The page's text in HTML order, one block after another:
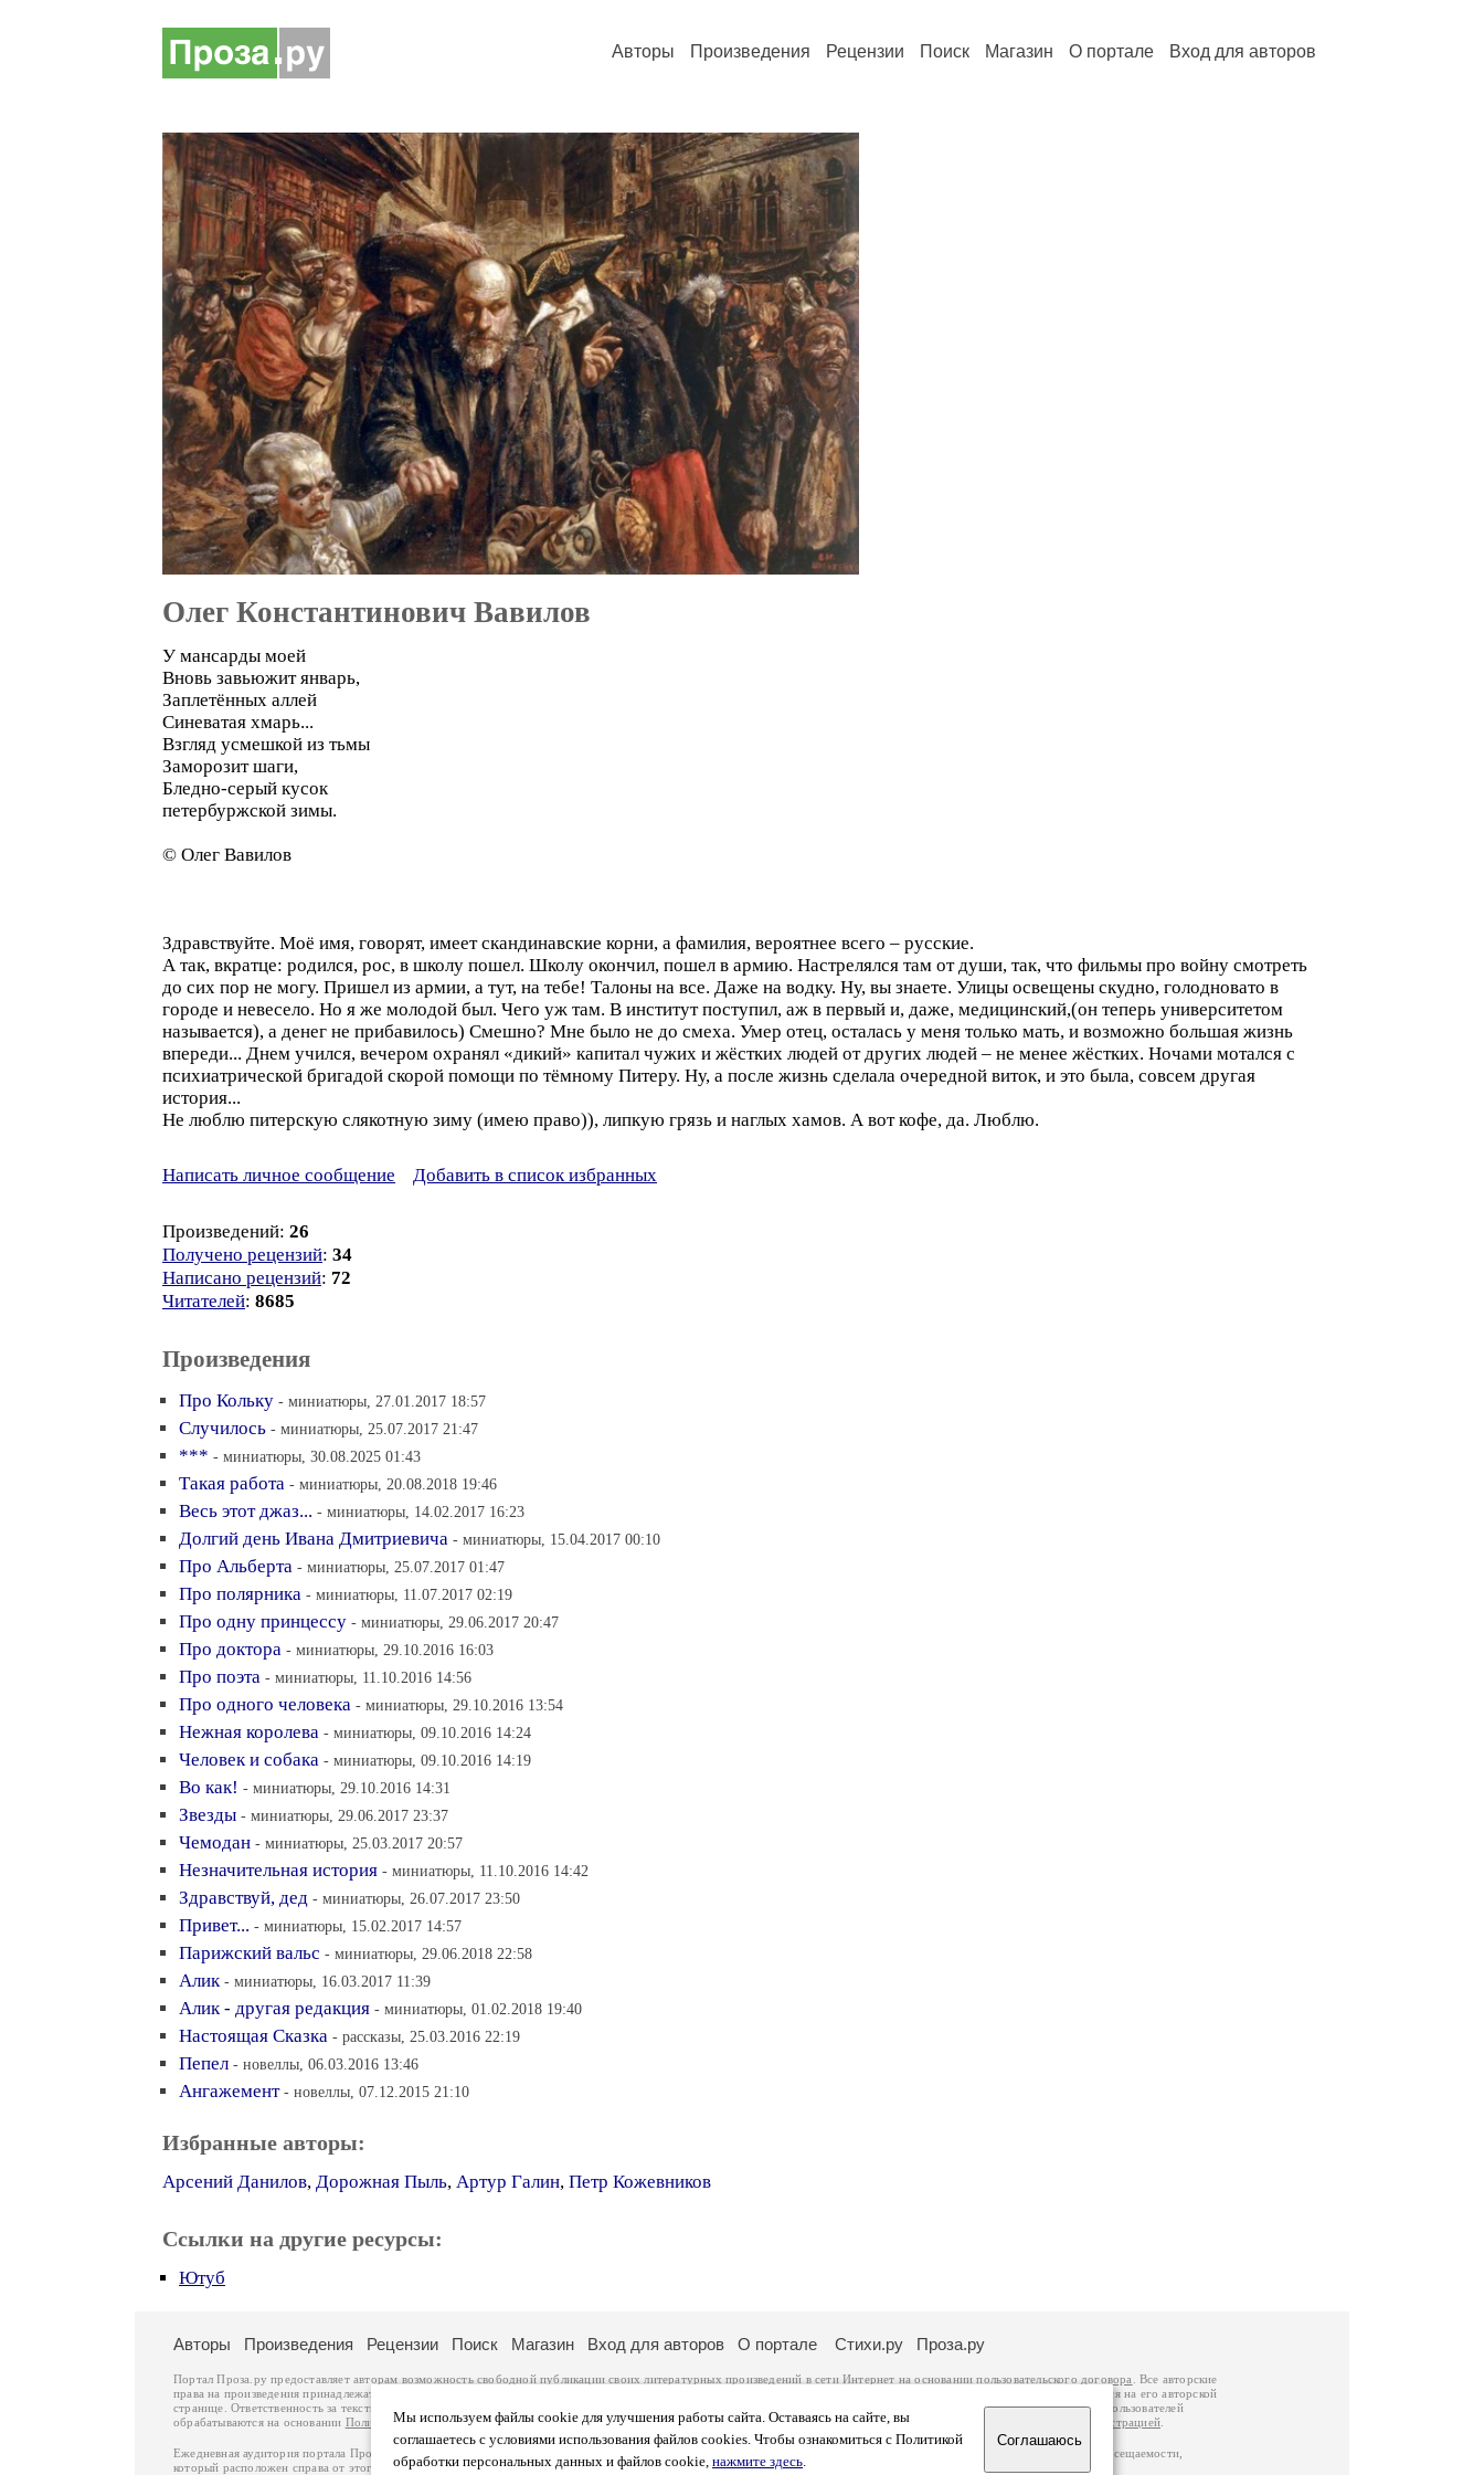
Авторы Произведения Рецензии Поиск Магазин О портале Вход для авторов
Олег Константинович Вавилов
У мансарды моей
Вновь завьюжит январь,
Заплетённых аллей
Синеватая хмарь...
Взгляд усмешкой из тьмы
Заморозит шаги,
Бледно-серый кусок
петербуржской зимы.
© Олег Вавилов
Здравствуйте. Моё имя, говорят, имеет скандинавские корни, а фамилия, вероятнее всего – русские.
А так, вкратце: родился, рос, в школу пошел. Школу окончил, пошел в армию. Настрелялся там от души, так, что фильмы про войну смотреть
до сих пор не могу. Пришел из армии, а тут, на тебе! Талоны на все. Даже на водку. Ну, вы знаете. Улицы освещены скудно, голодновато в
городе и невесело. Но я же молодой был. Чего уж там. В институт поступил, аж в первый и, даже, медицинский,(он теперь университетом
называется), а денег не прибавилось) Смешно? Мне было не до смеха. Умер отец, осталась у меня только мать, и возможно большая жизнь
впереди... Днем учился, вечером охранял «дикий» капитал чужих и жёстких людей от других людей – не менее жёстких. Ночами мотался с
психиатрической бригадой скорой помощи по тёмному Питеру. Ну, а после жизнь сделала очередной виток, и это была, совсем другая
история...
Не люблю питерскую слякотную зиму (имею право)), липкую грязь и наглых хамов. А вот кофе, да. Люблю.
Написать личное сообщение Добавить в список избранных
Произведений: 26
Получено рецензий: 34
Написано рецензий: 72
Читателей: 8685
Произведения
Про Кольку - миниатюры, 27.01.2017 18:57
Случилось - миниатюры, 25.07.2017 21:47
*** - миниатюры, 30.08.2025 01:43
Такая работа - миниатюры, 20.08.2018 19:46
Весь этот джаз... - миниатюры, 14.02.2017 16:23
Долгий день Ивана Дмитриевича - миниатюры, 15.04.2017 00:10
Про Альберта - миниатюры, 25.07.2017 01:47
Про полярника - миниатюры, 11.07.2017 02:19
Про одну принцессу - миниатюры, 29.06.2017 20:47
Про доктора - миниатюры, 29.10.2016 16:03
Про поэта - миниатюры, 11.10.2016 14:56
Про одного человека - миниатюры, 29.10.2016 13:54
Нежная королева - миниатюры, 09.10.2016 14:24
Человек и собака - миниатюры, 09.10.2016 14:19
Во как! - миниатюры, 29.10.2016 14:31
Звезды - миниатюры, 29.06.2017 23:37
Чемодан - миниатюры, 25.03.2017 20:57
Незначительная история - миниатюры, 11.10.2016 14:42
Здравствуй, дед - миниатюры, 26.07.2017 23:50
Привет... - миниатюры, 15.02.2017 14:57
Парижский вальс - миниатюры, 29.06.2018 22:58
Алик - миниатюры, 16.03.2017 11:39
Алик - другая редакция - миниатюры, 01.02.2018 19:40
Настоящая Сказка - рассказы, 25.03.2016 22:19
Пепел - новеллы, 06.03.2016 13:46
Ангажемент - новеллы, 07.12.2015 21:10
Избранные авторы:
Арсений Данилов, Дорожная Пыль, Артур Галин, Петр Кожевников
Ссылки на другие ресурсы:
Ютуб
Мы используем файлы cookie для улучшения работы сайта. Оставаясь на сайте, вы
соглашаетесь с условиями использования файлов cookies. Чтобы ознакомиться с Политикой
обработки персональных данных и файлов cookie, нажмите здесь.
Соглашаюсь
Авторы Произведения Рецензии Поиск Магазин Вход для авторов О портале Стихи.ру Проза.ру
Портал Проза.ру предоставляет авторам возможность свободной публикации своих литературных произведений в сети Интернет на основаниипользовательского договора
. Все авторские
права на произведения принадлежат авторам и охраняются
. Перепечатка произведений возможна только с согласия его автора, к которому вы можете обратиться на его авторской
странице. Ответственность за тексты произведений авторы несут самостоятельно на основании
законодательства Российской Федерации. Данные пользователей
обрабатываются на основании Политики обработки персональных данных. Вы также можете посмотреть более подробнуюинформацию о портале связаться с администрацией
Ежедневная аудитория портала Проза.ру – порядка 100 тысяч посетителей, которые в общей сумме просматривают более полумиллиона страниц по данным счетчика посещаемости,
который расположен справа от этого текста. В каждой графе указано по две цифры: количество просмотров и количество посетителей.